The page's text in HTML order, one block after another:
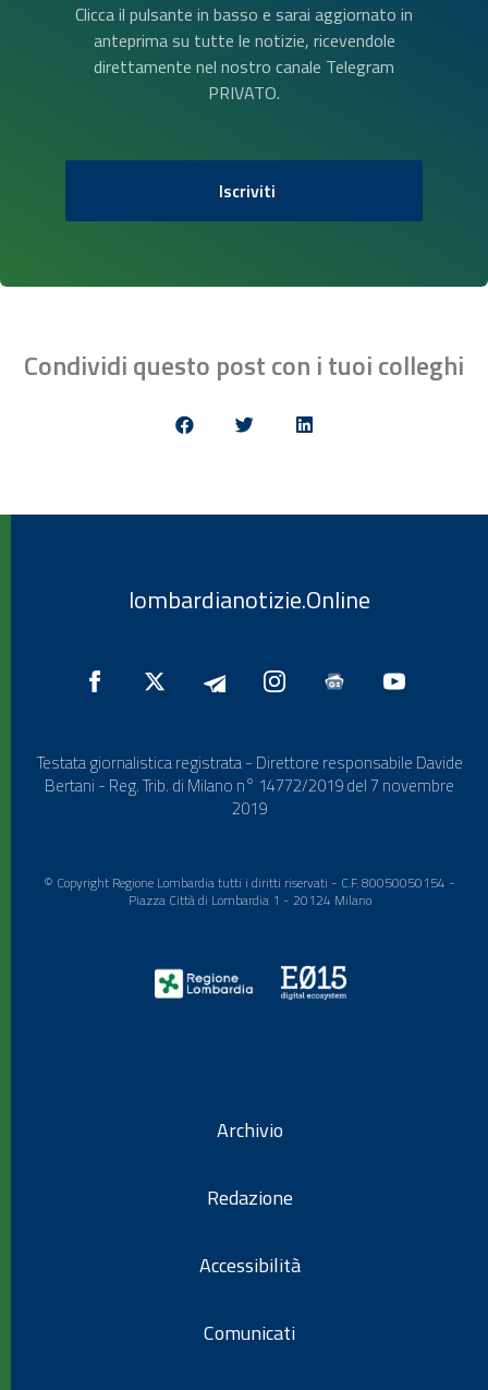
Clicca il pulsante in basso e sarai aggiornato in
anteprima su tutte le notizie, ricevendole
direttamente nel nostro canale Telegram
PRIVATO.
Iscriviti
Condividi questo post con i tuoi colleghi
lombardianotizie.Online
Testata giornalistica registrata - Direttore responsabile Davide
Bertani - Reg. Trib. di Milano n° 14772/2019 del 7 novembre
2019
© Copyright Regione Lombardia tutti i diritti riservati - C.F. 80050050154 -
Piazza Città di Lombardia 1 - 20124 Milano
Archivio
Redazione
Accessibilità
Comunicati